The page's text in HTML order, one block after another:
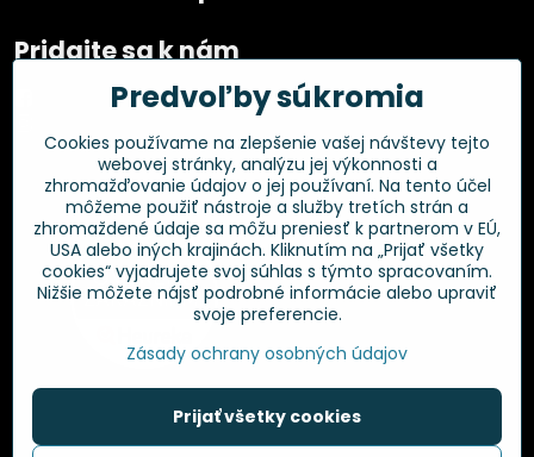
Pridajte sa k nám
Facebook
Overené zákazníkmi
Predvoľby súkromia
Cookies používame na zlepšenie vašej návštevy tejto
webovej stránky, analýzu jej výkonnosti a
zhromažďovanie údajov o jej používaní. Na tento účel
môžeme použiť nástroje a služby tretích strán a
zhromaždené údaje sa môžu preniesť k partnerom v EÚ,
USA alebo iných krajinách. Kliknutím na „Prijať všetky
cookies“ vyjadrujete svoj súhlas s týmto spracovaním.
Nižšie môžete nájsť podrobné informácie alebo upraviť
svoje preferencie.
Zásady ochrany osobných údajov
Prijať všetky cookies